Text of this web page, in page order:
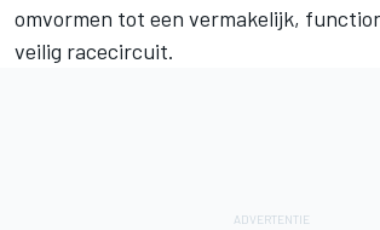
omvormen tot een vermakelijk,
veilig racecircuit.